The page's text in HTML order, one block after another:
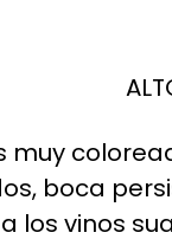
muy
boca
los vinos